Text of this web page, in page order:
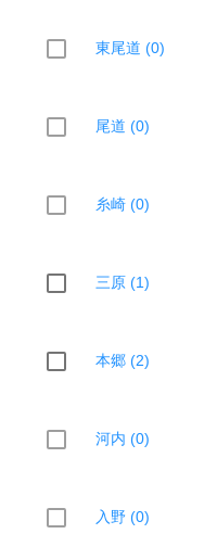
東尾道 (0)
尾道 (0)
糸崎 (0)
三原 (1)
本郷 (2)
河内 (0)
入野 (0)